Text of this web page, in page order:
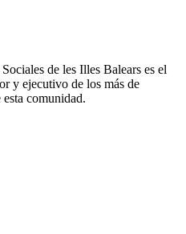
de les Illes Balears es el
y ejecutivo de los más de
esta comunidad.